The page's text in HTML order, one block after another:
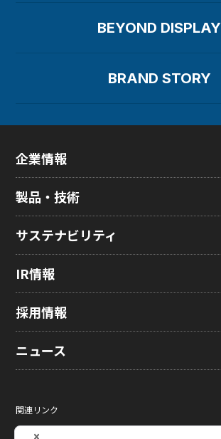
BEYOND DISPLAY
BRAND STORY
企業情報
ごあいさつ
企業理念
グローバル子会社
製品・技術
eLEAP
HMO
Rælclear
医療・産業・デジタルカメラ用ディスプレイ
液晶メタサーフェス反射板
X線センサー
サステナビリティ
トップメッセージ
環境
ガバナンス
サステナビリティ資料室
IR情報
経営方針
株式・株主情報
IRカレンダー
電子公告
採用情報
新卒採用情報
人財像/人財マネジメント基本方針
会社の人財育成/若手人財育成体系
ニュース
メディア掲載
タグ一覧
関連リンク
サイトマップ